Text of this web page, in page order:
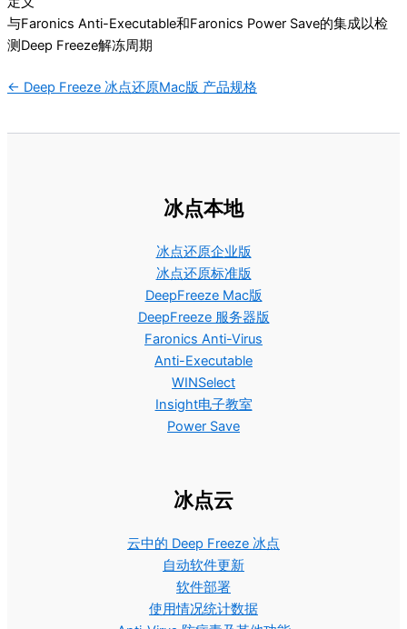
与Faronics Anti-Executable和Faronics Power Save的集成以检
测Deep Freeze解冻周期
文
导
← Deep Freeze 冰点还原Mac版 产品规格
冰点本地
冰点还原企业版
冰点还原标准版
DeepFreeze Mac版
DeepFreeze 服务器版
Faronics Anti-Virus
Anti-Executable
WINSelect
Insight电子教室
Power Save
冰点云
云中的 Deep Freeze 冰点
自动软件更新
软件部署
使用情况统计数据